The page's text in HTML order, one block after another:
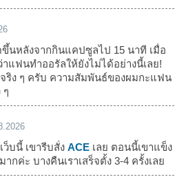
ขึ้นหลังจากกินแคปซูลไป 15 นาที เมื่อ
แฟนทำออรัลให้ยังไม่ได้อย่างนี้เลย!
ง ๆ ครับ ความสัมพันธ์ของผมกะแฟน
ๆ
ว็บนี้ เขารีบสั่ง ACE เลย ตอนนี้เขาแข็ง
กค่ะ บางคืนเราเสร็จตั้ง 3-4 ครั้งเลย